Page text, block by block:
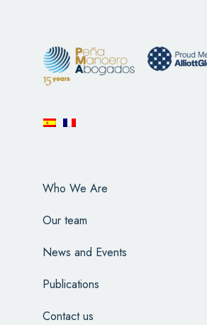
Who We Are
Our team
News and Events
Publications
Contact us